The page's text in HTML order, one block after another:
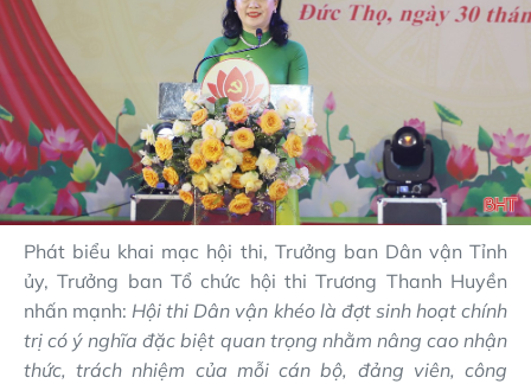
Phát biểu khai mạc hội thi, Trưởng ban Dân vận Tỉnh
ủy, Trưởng ban Tổ chức hội thi Trương Thanh Huyền
nhấn mạnh: Hội thi Dân vận khéo là đợt sinh hoạt chính
trị có ý nghĩa đặc biệt quan trọng nhằm nâng cao nhận
thức, trách nhiệm của mỗi cán bộ, đảng viên, công